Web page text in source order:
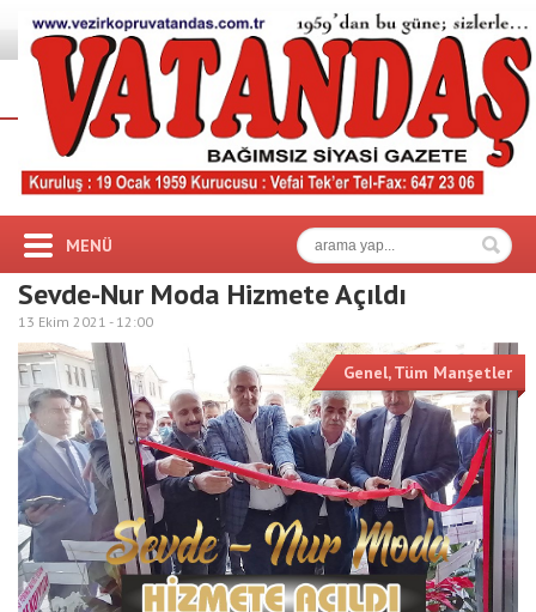
MENÜ
Sevde-Nur Moda Hizmete Açıldı
13 Ekim 2021 - 12:00
Genel,Tüm Manşetler